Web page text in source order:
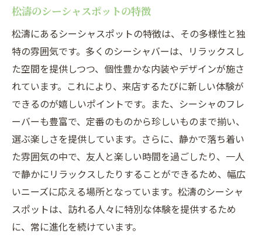
シーシャで心を癒す松濤の隠れ家
松濤のシーシャで過ごすリラクゼーション
タイム
リラックスできるシーシャスポットの選び
方
松濤でシーシャを楽しむ贅沢な時間
初めてでも楽しめる松濤のシーシャ選びのコツ
松濤で失敗しないシーシャの選び方
初心者向け松濤のシーシャスポット選定ポ
イント
松濤でシーシャを選ぶ際の注意点
松濤でのシーシャ体験初心者が知っておく
松濤のシーシャスポットの特徴
松濤にあるシーシャスポットの特徴は、その多様性と独
特の雰囲気です。多くのシーシャバーは、リラックスし
た空間を提供しつつ、個性豊かな内装やデザインが施さ
れています。これにより、来店するたびに新しい体験が
できるのが嬉しいポイントです。また、シーシャのフレ
ーバーも豊富で、定番のものから珍しいものまで揃い、
選ぶ楽しさを提供しています。さらに、静かで落ち着い
た雰囲気の中で、友人と楽しい時間を過ごしたり、一人
で静かにリラックスしたりすることができるため、幅広
いニーズに応える場所となっています。松濤のシーシャ
スポットは、訪れる人々に特別な体験を提供するため
に、常に進化を続けています。